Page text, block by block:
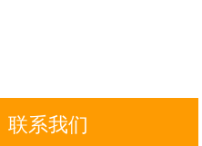
联系我们